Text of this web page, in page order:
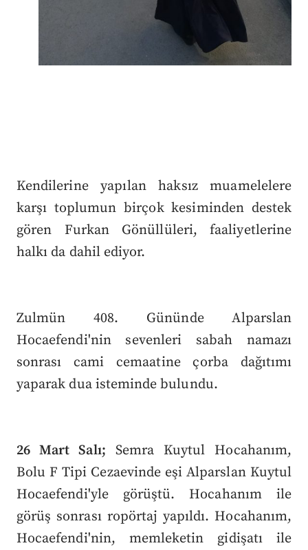
Kendilerine yapılan haksız muamelelere
karşı toplumun birçok kesiminden destek
gören Furkan Gönüllüleri, faaliyetlerine
halkı da dahil ediyor.
Zulmün 408. Gününde Alparslan
Hocaefendi'nin sevenleri sabah namazı
sonrası cami cemaatine çorba dağıtımı
yaparak dua isteminde bulundu.
26 Mart Salı; Semra Kuytul Hocahanım,
Bolu F Tipi Cezaevinde eşi Alparslan Kuytul
Hocaefendi'yle görüştü. Hocahanım ile
görüş sonrası ropörtaj yapıldı. Hocahanım,
Hocaefendi'nin, memleketin gidişatı ile